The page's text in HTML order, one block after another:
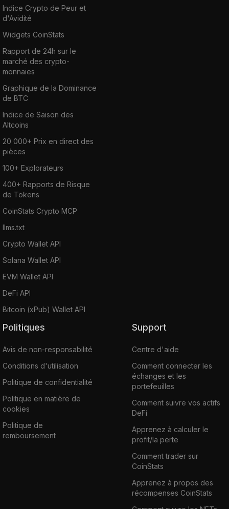
Indice Crypto de Peur et
d'Avidité
Widgets CoinStats
Rapport de 24h sur le
marché des crypto-
monnaies
Graphique de la Dominance
de BTC
Indice de Saison des
Altcoins
20 000+ Prix en direct des
pièces
100+ Explorateurs
400+ Rapports de Risque
de Tokens
CoinStats Crypto MCP
llms.txt
Crypto Wallet API
Solana Wallet API
EVM Wallet API
DeFi API
Bitcoin (xPub) Wallet API
Politiques
Avis de non-responsabilité
Conditions d'utilisation
Politique de confidentialité
Politique en matière de
cookies
Politique de
remboursement
Support
Centre d'aide
Comment connecter les
échanges et les
portefeuilles
Comment suivre vos actifs
DeFi
Apprenez à calculer le
profit/la perte
Comment trader sur
CoinStats
Apprenez à propos des
récompenses CoinStats